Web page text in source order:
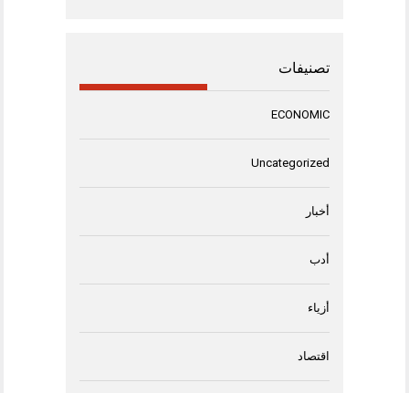
تصنيفات
ECONOMIC
Uncategorized
أخبار
أدب
أزياء
اقتصاد